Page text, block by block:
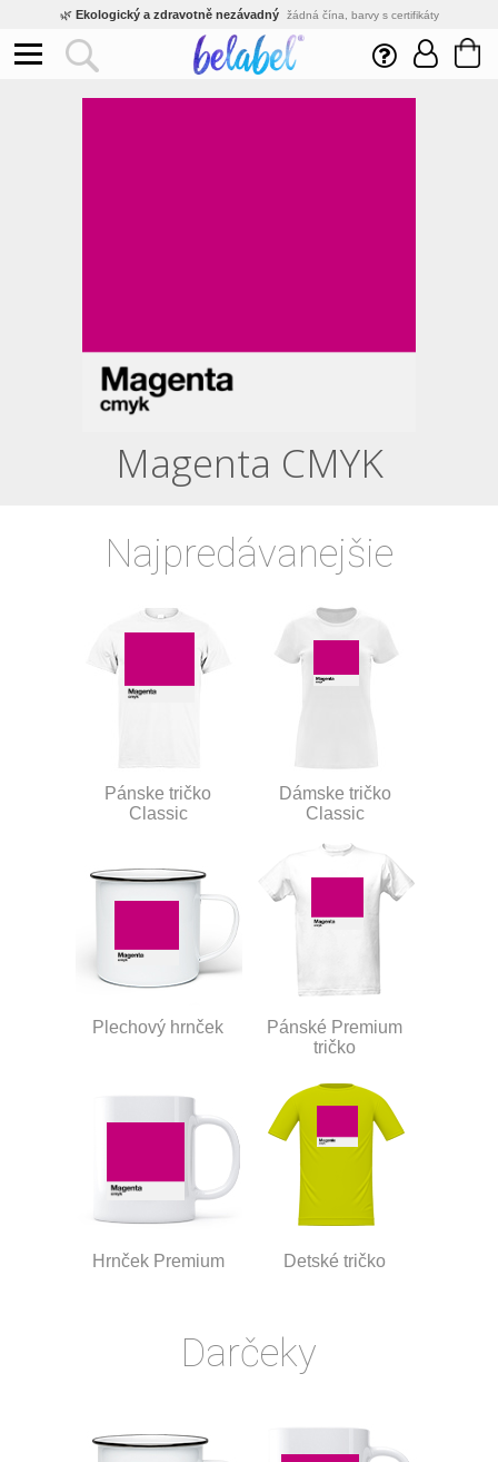
🌿 Ekologický a zdravotně nezávadný žádná čína, barvy s certifikáty
Inovativní výroba vlastní vývoj, nejnovější technologie
Rychlé dodání expedujeme do 24h
🏢Výhodné pro firmy velké množstevní slevy
Magenta CMYK
Najpredávanejšie
Pánske tričko
Classic
Dámske tričko
Classic
Plechový hrnček
Pánské Premium
tričko
Hrnček Premium Detské tričko
Darčeky